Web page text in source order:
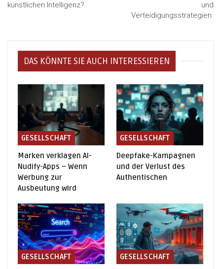
künstlichen Intelligenz?
und
Verteidigungsstrategien.
DAS KÖNNTE SIE AUCH INTERESSIEREN
GESELLSCHAFT
Marken verklagen AI-
Nudify-Apps – Wenn
Werbung zur
Ausbeutung wird
GESELLSCHAFT
Deepfake-Kampagnen
und der Verlust des
Authentischen
GESELLSCHAFT
GESELLSCHAFT